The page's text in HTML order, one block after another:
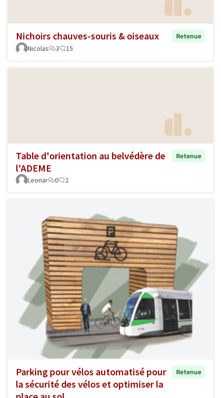
Nichoirs chauves-souris & oiseaux
Retenue
Nicolas
3 15
Table d'orientation au belvédère de
l'ADEME
Retenue
Leonar 0 2
Parking pour vélos automatisé pour
la sécurité des vélos et optimiser la
Retenue